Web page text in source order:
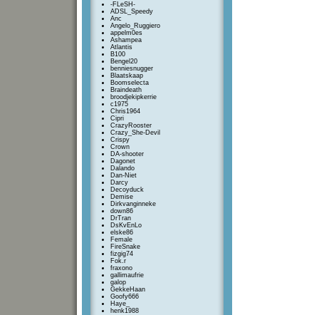
-FLeSH-
ADSL_Speedy
Anc
Angelo_Ruggiero
appelm0es
Ashampea
Atlantis
B100
Bengel20
benniesnugger
Blaatskaap
Boomselecta
Braindeath
broodjekipkerrie
c1975
Chris1964
Cipri
CrazyRooster
Crazy_She-Devil
Crispy
Crown
DA-shooter
Dagonet
Dalando
Dan-Niet
Darcy
Decoyduck
Demise
Dirkvanginneke
down86
DrTran
DsKvEnLo
elske86
Female
FireSnake
fizgig74
Fok.r
fraxono
gallimaufrie
galop
GekkeHaan
Goofy666
Haye_
henk1988